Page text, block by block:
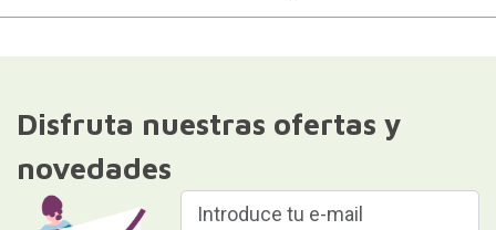
Disfruta nuestras ofertas y
novedades